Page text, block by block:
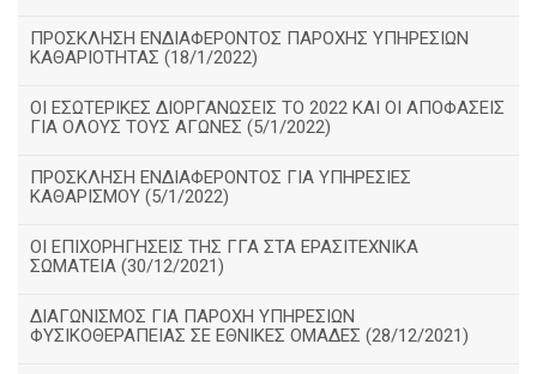
ΠΡΟΣΚΛΗΣΗ ΕΝΔΙΑΦΕΡΟΝΤΟΣ ΠΑΡΟΧΗΣ ΥΠΗΡΕΣΙΩΝ
ΚΑΘΑΡΙΟΤΗΤΑΣ (18/1/2022)
ΟΙ ΕΣΩΤΕΡΙΚΕΣ ΔΙΟΡΓΑΝΩΣΕΙΣ ΤΟ 2022 ΚΑΙ ΟΙ ΑΠΟΦΑΣΕΙΣ
ΓΙΑ ΟΛΟΥΣ ΤΟΥΣ ΑΓΩΝΕΣ (5/1/2022)
ΠΡΟΣΚΛΗΣΗ ΕΝΔΙΑΦΕΡΟΝΤΟΣ ΓΙΑ ΥΠΗΡΕΣΙΕΣ
ΚΑΘΑΡΙΣΜΟΥ (5/1/2022)
ΟΙ ΕΠΙΧΟΡΗΓΗΣΕΙΣ ΤΗΣ ΓΓΑ ΣΤΑ ΕΡΑΣΙΤΕΧΝΙΚΑ
ΣΩΜΑΤΕΙΑ (30/12/2021)
ΔΙΑΓΩΝΙΣΜΟΣ ΓΙΑ ΠΑΡΟΧΗ ΥΠΗΡΕΣΙΩΝ
ΦΥΣΙΚΟΘΕΡΑΠΕΙΑΣ ΣΕ ΕΘΝΙΚΕΣ ΟΜΑΔΕΣ (28/12/2021)